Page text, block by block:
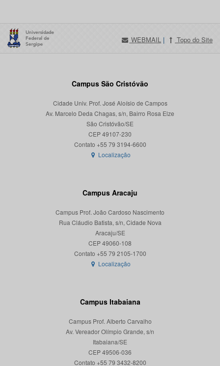
WEBMAIL | Topo do Site
Campus São Cristóvão
Cidade Univ. Prof. José Aloísio de Campos
Av. Marcelo Deda Chagas, s/n, Bairro Rosa Elze
São Cristóvão/SE
CEP 49107-230
Localização
Campus Aracaju
Campus Prof. João Cardoso Nascimento
Rua Cláudio Batista, s/n, Cidade Nova
Aracaju/SE
CEP 49060-108
Localização
Campus Itabaiana
Campus Prof. Alberto Carvalho
Av. Vereador Olímpio Grande, s/n
Itabaiana/SE
CEP 49506-036